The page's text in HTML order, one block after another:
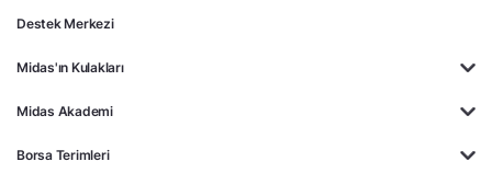
Destek Merkezi
Midas'ın Kulakları
Midas Akademi
Borsa Terimleri